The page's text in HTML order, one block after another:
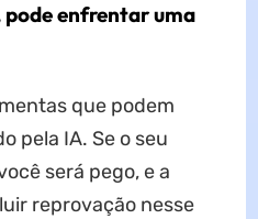
pode enfrentar uma
que podem
pela IA. Se o seu
será pego, e a
reprovação nesse